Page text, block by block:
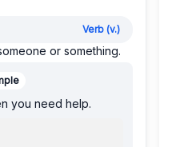
Verb (v.)
or something.
you need help.